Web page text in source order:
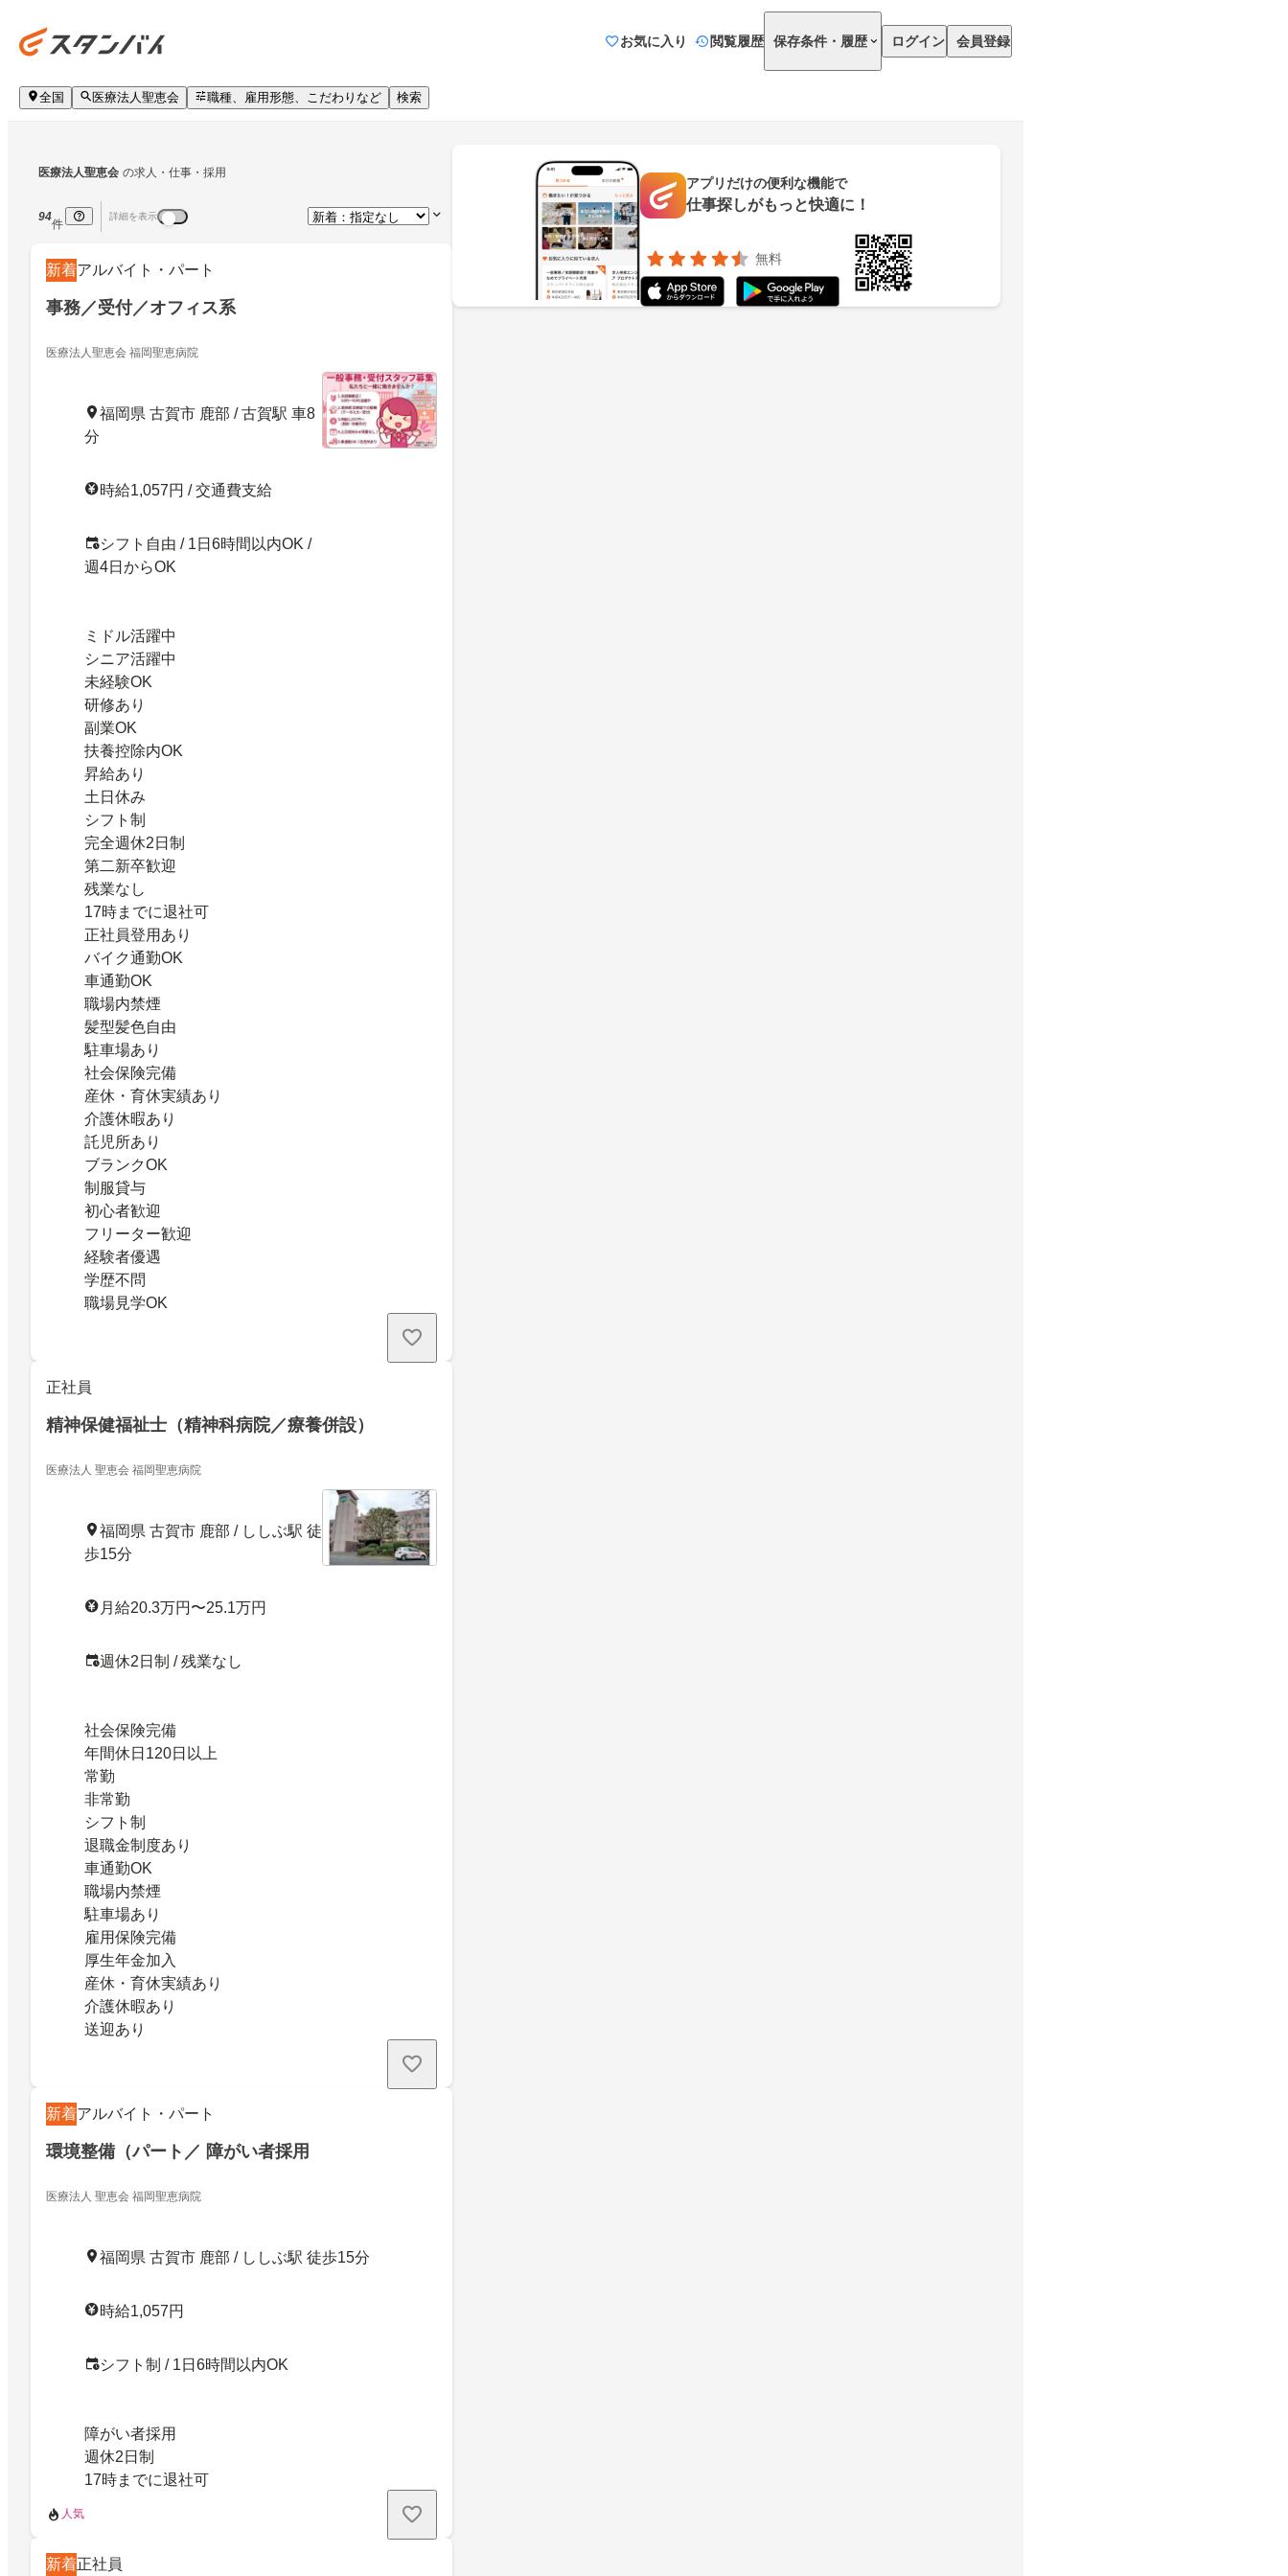
お気に入り 閲覧履歴 保存条件・履歴 ログイン 会員登録
全国 医療法人聖恵会 職種、雇用形態、こだわりなど 検索
医療法人聖恵会 の求人・仕事・採用
94
件
詳細を表示
新着アルバイト・パート
事務／受付／オフィス系
医療法人聖恵会 福岡聖恵病院
福岡県 古賀市 鹿部 / 古賀駅 車8
分
時給1,057円 / 交通費支給
シフト自由 / 1日6時間以内OK /
週4日からOK
ミドル活躍中
シニア活躍中
未経験OK
研修あり
副業OK
扶養控除内OK
昇給あり
土日休み
シフト制
完全週休2日制
第二新卒歓迎
残業なし
17時までに退社可
正社員登用あり
バイク通勤OK
車通勤OK
職場内禁煙
髪型髪色自由
駐車場あり
社会保険完備
産休・育休実績あり
介護休暇あり
託児所あり
ブランクOK
制服貸与
初心者歓迎
フリーター歓迎
経験者優遇
学歴不問
職場見学OK
正社員
精神保健福祉士（精神科病院／療養併設）
医療法人 聖恵会 福岡聖恵病院
福岡県 古賀市 鹿部 / ししぶ駅 徒
歩15分
月給20.3万円〜25.1万円
週休2日制 / 残業なし
社会保険完備
年間休日120日以上
常勤
非常勤
シフト制
退職金制度あり
車通勤OK
職場内禁煙
駐車場あり
雇用保険完備
厚生年金加入
産休・育休実績あり
介護休暇あり
送迎あり
新着アルバイト・パート
環境整備（パート／ 障がい者採用
医療法人 聖恵会 福岡聖恵病院
福岡県 古賀市 鹿部 / ししぶ駅 徒歩15分
時給1,057円
シフト制 / 1日6時間以内OK
障がい者採用
週休2日制
17時までに退社可
人気
新着正社員
アプリだけの便利な機能で
仕事探しがもっと快適に！
無料